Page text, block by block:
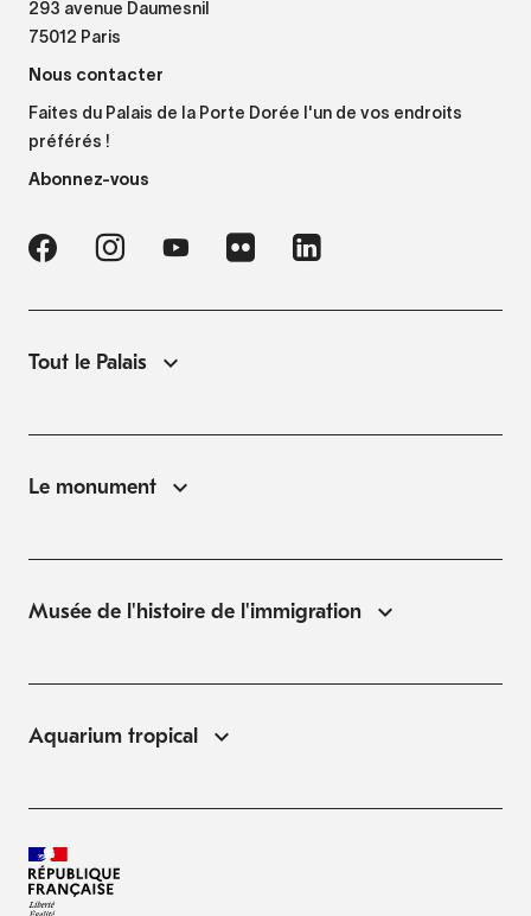
293 avenue Daumesnil
75012 Paris
Nous contacter
Faites du Palais de la Porte Dorée l'un de vos endroits
préférés !
Abonnez-vous
Tout le Palais
Le monument
Musée de l'histoire de l'immigration
Aquarium tropical